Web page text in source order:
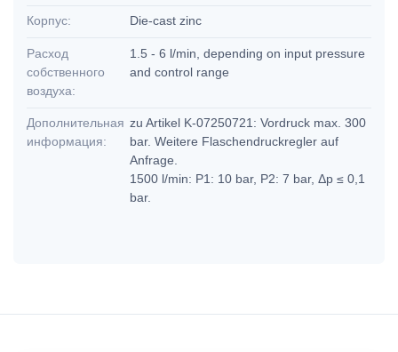
Корпус: Die-cast zinc
Расход
собственного
воздуха:
1.5 - 6 l/min, depending on input pressure
and control range
Дополнительная
информация:
zu Artikel K-07250721: Vordruck max. 300
bar. Weitere Flaschendruckregler auf
Anfrage.
1500 l/min: P1: 10 bar, P2: 7 bar, Δp ≤ 0,1
bar.